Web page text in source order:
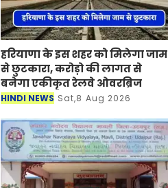
हरियाणा के इस शहर को मिलेगा जाम
से छुटकारा, करोड़ो की लागत से
बनेगा एकीकृत रेलवे ओवरब्रिज
HINDI NEWS Sat,8 Aug 2026